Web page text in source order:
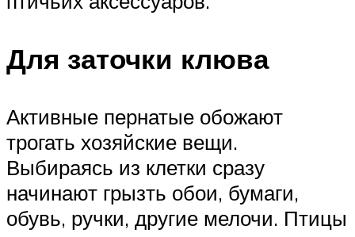
Для заточки клюва
Активные пернатые обожают
трогать хозяйские вещи.
Выбираясь из клетки сразу
начинают грызть обои, бумаги,
обувь, ручки, другие мелочи. Птицы